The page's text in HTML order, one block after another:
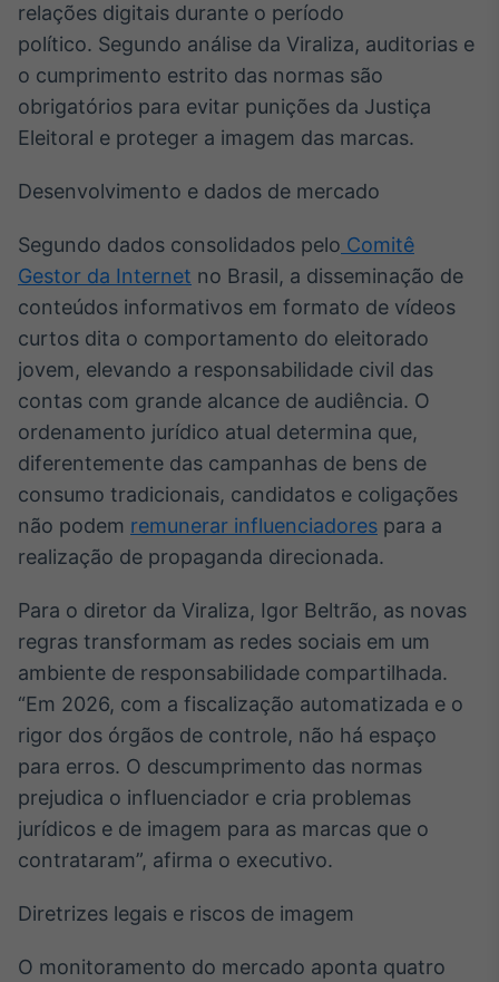
Ticker
Cotações e
headlines de
Widgets
para conteúdos e
funcionalidades
Broadcast
Wallboard
dados para
displays e telas
Broadcast
Curadoria
Curadoria de
Soluções de
Tecnologia
Broadcast
Radar
Monitoramento
inteligente de
notícias e
conteúdos
Broadcast
Fundos
plataforma para
de investimento
no Brasil
relações digitais durante o período
político. Segundo análise da Viraliza, auditorias e
o cumprimento estrito das normas são
obrigatórios para evitar punições da Justiça
Eleitoral e proteger a imagem das marcas.
Desenvolvimento e dados de mercado
Segundo dados consolidados pelo Comitê
Gestor da Internet no Brasil, a disseminação de
conteúdos informativos em formato de vídeos
curtos dita o comportamento do eleitorado
jovem, elevando a responsabilidade civil das
contas com grande alcance de audiência. O
ordenamento jurídico atual determina que,
diferentemente das campanhas de bens de
consumo tradicionais, candidatos e coligações
não podem remunerar influenciadores para a
realização de propaganda direcionada.
Para o diretor da Viraliza, Igor Beltrão, as novas
regras transformam as redes sociais em um
ambiente de responsabilidade compartilhada.
“Em 2026, com a fiscalização automatizada e o
rigor dos órgãos de controle, não há espaço
para erros. O descumprimento das normas
prejudica o influenciador e cria problemas
jurídicos e de imagem para as marcas que o
contrataram”, afirma o executivo.
Diretrizes legais e riscos de imagem
O monitoramento do mercado aponta quatro